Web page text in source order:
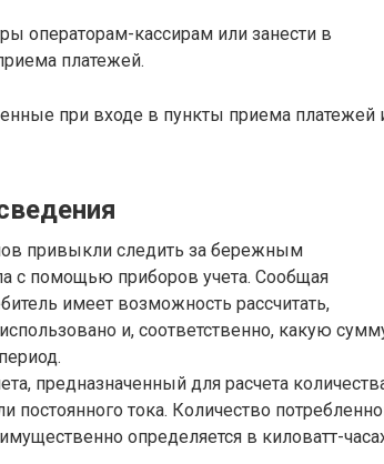
операторам-кассирам или занести в
платежей.
при входе в пункты приема платежей
привыкли следить за бережным
с помощью приборов учета. Сообщая
имеет возможность рассчитать,
и, соответственно, какую
предназначенный для расчета
тока. Количество
определяется в киловатт-